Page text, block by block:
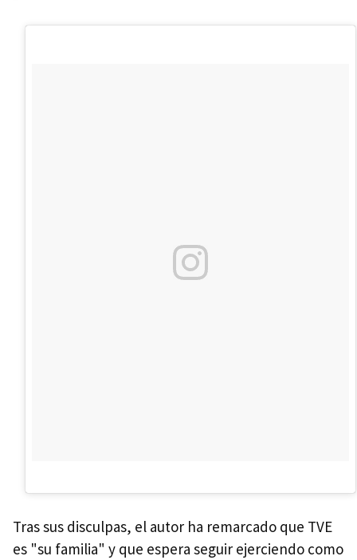
Tras sus disculpas, el autor ha remarcado que TVE
es "su familia" y que espera seguir ejerciendo como